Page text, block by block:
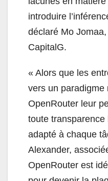
introduire
déclaré Mo
CapitalG.
« Alors que les
vers un paradigme
OpenRouter leur
toute
adapté à chaque
Alexander,
OpenRouter est